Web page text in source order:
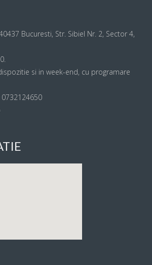
Bucuresti, Str. Sibiel Nr. 2, Sector 4,
si in week-end, cu programare